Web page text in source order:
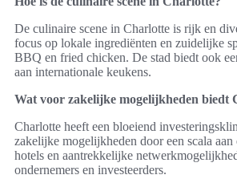
De culinaire scene in Charlotte is rijk en
focus op lokale ingrediënten en zuidelijke
BBQ en fried chicken. De stad biedt ook
aan internationale keukens.
Wat voor zakelijke mogelijkheden biedt
Charlotte heeft een bloeiend
zakelijke mogelijkheden door een scala aan
hotels en aantrekkelijke
ondernemers en investeerders.